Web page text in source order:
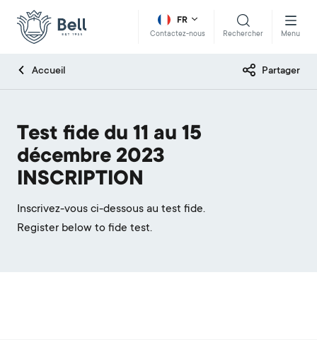
FR
Contactez-nous Rechercher Menu
Accueil Partager
Test fide du 11 au 15
décembre 2023
INSCRIPTION
Inscrivez-vous ci-dessous au test fide.
Register below to fide test.